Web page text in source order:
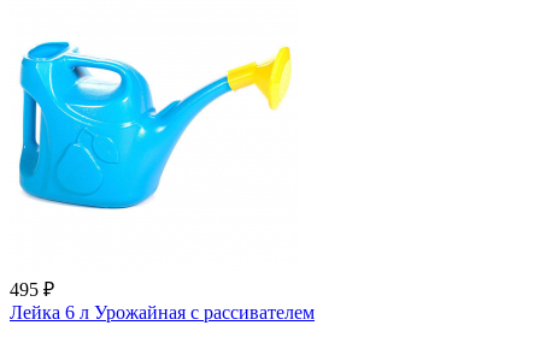
495 ₽
Лейка 6 л Урожайная с рассивателем